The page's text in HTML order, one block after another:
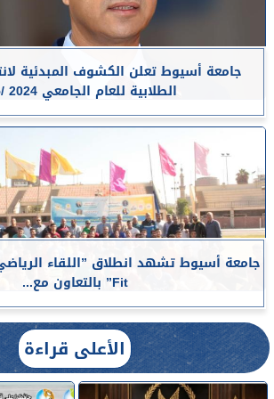
جامعة أسيوط تعلن الكشوف المبدئية
الطلابية للعام الجامعي 2024 /2025
Fit” بالتعاون مع...
الأعلى قراءة